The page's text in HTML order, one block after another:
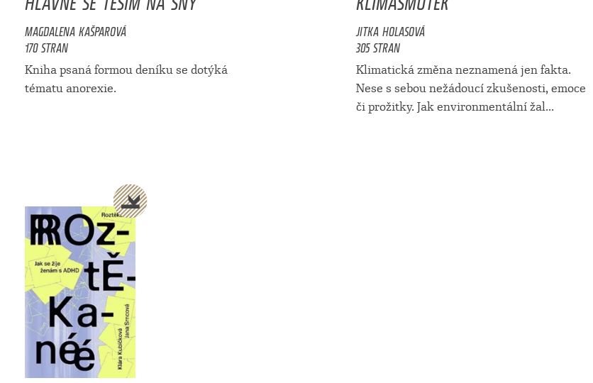
MAGDALENA KAŠPAROVÁ
170 STRAN
Kniha psaná formou deníku se dotýká
tématu anorexie.
JITKA HOLASOVÁ
305 STRAN
Klimatická změna neznamená jen fakta.
Nese s sebou nežádoucí zkušenosti, emoce
či prožitky. Jak environmentální žal...